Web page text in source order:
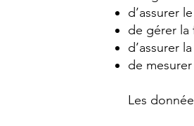
d’assurer
de gérer la
d’assurer
de
Les